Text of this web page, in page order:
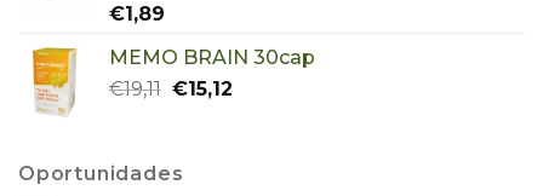
€1,89
MEMO BRAIN 30cap
€19,11 €15,12
Oportunidades